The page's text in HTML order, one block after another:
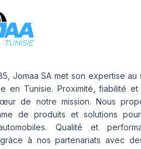
Jomaa SA met son expertise
en Tunisie. Proximité, fiabilité et
de notre mission. Nous
de produits et solutions
Qualité et
à nos partenariats avec